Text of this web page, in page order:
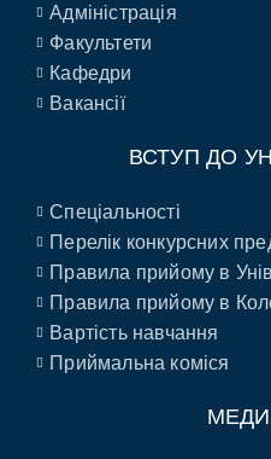
Адміністрація
Факультети
Кафедри
Вакансії
ВСТУП ДО
Спеціальності
Перелік конкурсних
Правила прийому в
Правила прийому в
Вартість навчання
Приймальна коміся